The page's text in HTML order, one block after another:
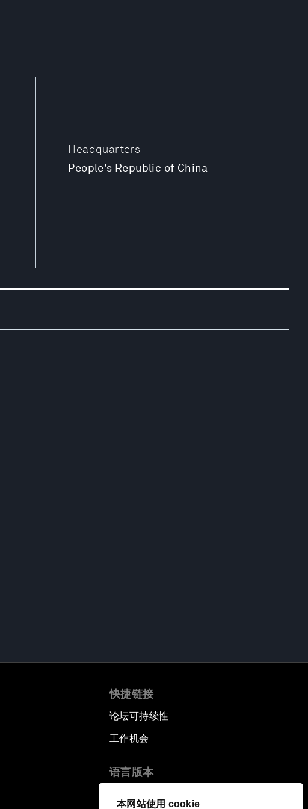
本网站使用 cookie
Headquarters
People's Republic of China
快捷链接
论坛可持续性
工作机会
语言版本